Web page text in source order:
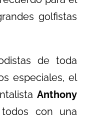
golfistas
de toda
especiales, el
Anthony
con una